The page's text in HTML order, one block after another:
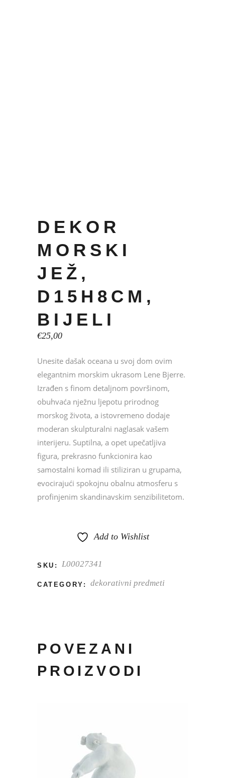
DEKOR
MORSKI
JEŽ,
D15H8CM,
BIJELI
€25,00
Unesite dašak oceana u svoj dom ovim
elegantnim morskim ukrasom Lene Bjerre.
Izrađen s finom detaljnom površinom,
obuhvaća nježnu ljepotu prirodnog
morskog života, a istovremeno dodaje
moderan skulpturalni naglasak vašem
interijeru. Suptilna, a opet upečatljiva
figura, prekrasno funkcionira kao
samostalni komad ili stiliziran u grupama,
evocirajući spokojnu obalnu atmosferu s
profinjenim skandinavskim senzibilitetom.
Add to Wishlist
SKU: L00027341
CATEGORY: dekorativni predmeti
POVEZANI
PROIZVODI